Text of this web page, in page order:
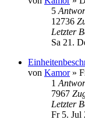
5
12736
Letzter
Sa 21.
von Kamor»
1
7967
Letzter
Fr 5. Jul